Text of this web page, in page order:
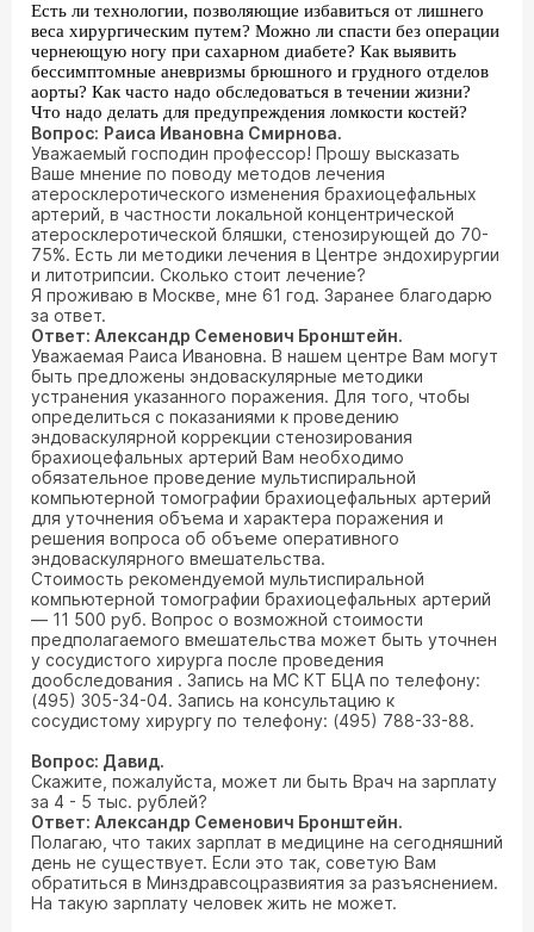
Есть ли технологии, позволяющие избавиться от лишнего
веса хирургическим путем? Можно ли спасти без операции
чернеющую ногу при сахарном диабете? Как выявить
бессимптомные аневризмы брюшного и грудного отделов
аорты? Как часто надо обследоваться в течении жизни?
Что надо делать для предупреждения ломкости костей?
Вопрос: Раиса Ивановна Смирнова.
Уважаемый господин профессор! Прошу высказать
Ваше мнение по поводу методов лечения
атеросклеротического изменения брахиоцефальных
артерий, в частности локальной концентрической
атеросклеротической бляшки, стенозирующей до 70-
75%. Есть ли методики лечения в Центре эндохирургии
и литотрипсии. Сколько стоит лечение?
Я проживаю в Москве, мне 61 год. Заранее благодарю
за ответ.
Ответ: Александр Семенович Бронштейн.
Уважаемая Раиса Ивановна. В нашем центре Вам могут
быть предложены эндоваскулярные методики
устранения указанного поражения. Для того, чтобы
определиться с показаниями к проведению
эндоваскулярной коррекции стенозирования
брахиоцефальных артерий Вам необходимо
обязательное проведение мультиспиральной
компьютерной томографии брахиоцефальных артерий
для уточнения объема и характера поражения и
решения вопроса об объеме оперативного
эндоваскулярного вмешательства.
Стоимость рекомендуемой мультиспиральной
компьютерной томографии брахиоцефальных артерий
— 11 500 руб. Вопрос о возможной стоимости
предполагаемого вмешательства может быть уточнен
у сосудистого хирурга после проведения
дообследования . Запись на МС КТ БЦА по телефону:
(495) 305-34-04. Запись на консультацию к
сосудистому хирургу по телефону: (495) 788-33-88.
Вопрос: Давид.
Скажите, пожалуйста, может ли быть Врач на зарплату
за 4 - 5 тыс. рублей?
Ответ: Александр Семенович Бронштейн.
Полагаю, что таких зарплат в медицине на сегодняшний
день не существует. Если это так, советую Вам
обратиться в Минздравсоцразвиятия за разъяснением.
На такую зарплату человек жить не может.